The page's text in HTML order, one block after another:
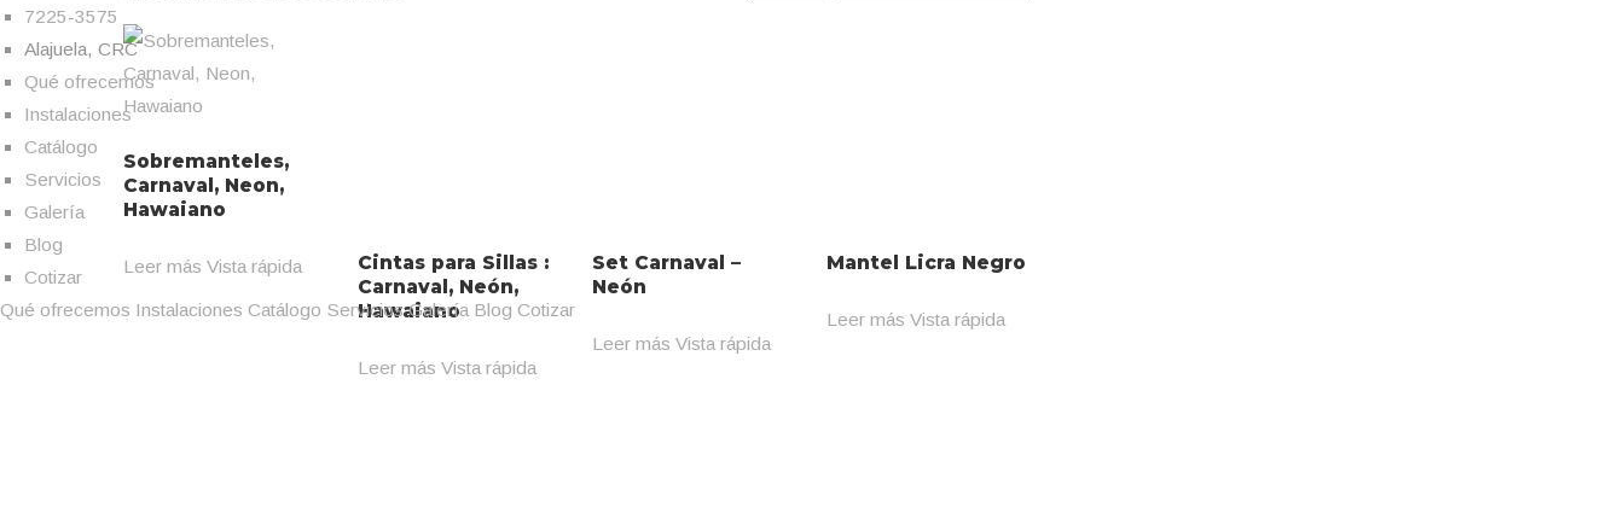
7225-3575
Alajuela, CRC
Qué ofrecemos
Instalaciones
Catálogo
Servicios
Galería
Blog
Cotizar
Qué ofrecemos Instalaciones Catálogo Servicios Galería Blog Cotizar
Ordenado
por
los
últimos
Sobremanteles,
Carnaval, Neon,
Hawaiano
Leer más Vista rápida
Cintas para Sillas :
Carnaval, Neón,
Hawaiano
Leer más Vista rápida
Set Carnaval –
Neón
Leer más Vista rápida
Mantel Licra Negro
Leer más Vista rápida